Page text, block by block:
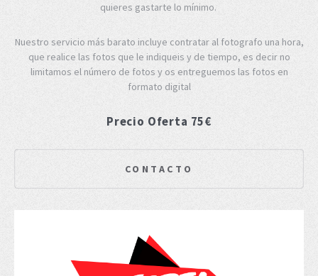
quieres gastarte lo mínimo.
Nuestro servicio más barato incluye contratar al fotografo una hora,
que realice las fotos que le indiqueis y de tiempo, es decir no
limitamos el número de fotos y os entreguemos las fotos en
formato digital
Precio Oferta 75€
CONTACTO